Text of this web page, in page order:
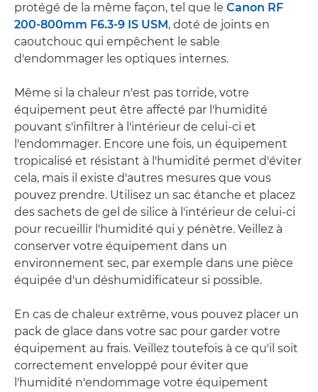
protégé de la même façon, tel que le Canon RF
200-800mm F6.3-9 IS USM, doté de joints en
caoutchouc qui empêchent le sable
d'endommager les optiques internes.
Même si la chaleur n'est pas torride, votre
équipement peut être affecté par l'humidité
pouvant s'infiltrer à l'intérieur de celui-ci et
l'endommager. Encore une fois, un équipement
tropicalisé et résistant à l'humidité permet d'éviter
cela, mais il existe d'autres mesures que vous
pouvez prendre. Utilisez un sac étanche et placez
des sachets de gel de silice à l'intérieur de celui-ci
pour recueillir l'humidité qui y pénètre. Veillez à
conserver votre équipement dans un
environnement sec, par exemple dans une pièce
équipée d'un déshumidificateur si possible.
En cas de chaleur extrême, vous pouvez placer un
pack de glace dans votre sac pour garder votre
équipement au frais. Veillez toutefois à ce qu'il soit
correctement enveloppé pour éviter que
l'humidité n'endommage votre équipement